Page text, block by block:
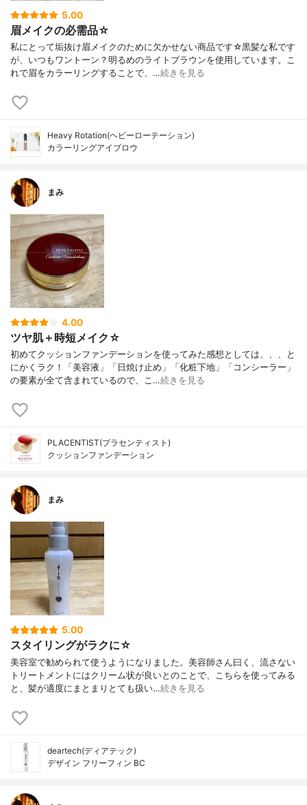
5.00
眉メイクの必需品☆
私にとって垢抜け眉メイクのために欠かせない商品です☆黒髪な私です
が、いつもワントーン？明るめのライトブラウンを使用しています。こ
れで眉をカラーリングすることで、…続きを見る
Heavy Rotation(ヘビーローテーション)
カラーリングアイブロウ
まみ
4.00
ツヤ肌＋時短メイク☆
初めてクッションファンデーションを使ってみた感想としては、、、と
にかくラク！「美容液」「日焼け止め」「化粧下地」「コンシーラー」
の要素が全て含まれているので、こ…続きを見る
PLACENTIST(プラセンティスト)
クッションファンデーション
まみ
5.00
スタイリングがラクに☆
美容室で勧められて使うようになりました。美容師さん曰く、流さない
トリートメントにはクリーム状が良いとのことで、こちらを使ってみる
と、髪が適度にまとまりとても扱い…続きを見る
deartech(ディアテック)
デザイン フリーフィン BC